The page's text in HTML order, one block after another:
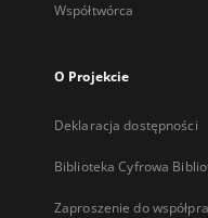
Współtwórca
O Projekcie
Deklaracja dostępności
Biblioteka Cyfrowa
Zaproszenie do